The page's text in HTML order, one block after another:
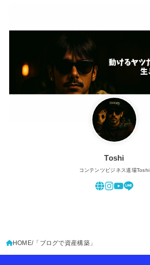
Toshi
コンテンツビジネス道場Toshi
HOME 「ブログで資産構築」